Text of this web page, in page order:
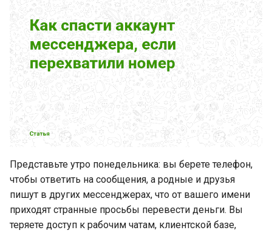
и
я
п
о
и
с
к
а
Освободите руки. WhatsApp
теперь на запястье
Вопросы для групп и
каналов не останутся без
внимания
WhatsApp добавляет
историю чатов для новых
участников групп
WhatsApp добавляет
напоминания, которые
уберут провалы в общении
Представьте утро понедельника: вы берете телефон,
чтобы ответить на сообщения, а родные и друзья
пишут в других мессенджерах, что от вашего имени
приходят странные просьбы перевести деньги. Вы
теряете доступ к рабочим чатам, клиентской базе,